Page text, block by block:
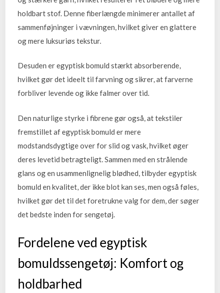
holdbart stof. Denne fiberlængde minimerer antallet af
sammenføjninger i vævningen, hvilket giver en glattere
og mere luksuriøs tekstur.
Desuden er egyptisk bomuld stærkt absorberende,
hvilket gør det ideelt til farvning og sikrer, at farverne
forbliver levende og ikke falmer over tid.
Den naturlige styrke i fibrene gør også, at tekstiler
fremstillet af egyptisk bomuld er mere
modstandsdygtige over for slid og vask, hvilket øger
deres levetid betragteligt. Sammen med en strålende
glans og en usammenlignelig blødhed, tilbyder egyptisk
bomuld en kvalitet, der ikke blot kan ses, men også føles,
hvilket gør det til det foretrukne valg for dem, der søger
det bedste inden for sengetøj.
Fordelene ved egyptisk
bomuldssengetøj: Komfort og
holdbarhed